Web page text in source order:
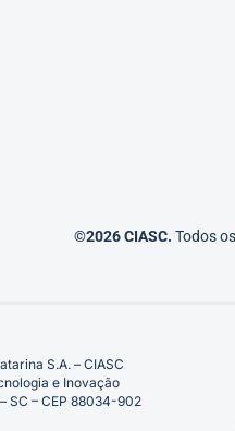
©2026 CIASC. Todos
S.A. – CIASC
e Inovação
SC – CEP 88034-902